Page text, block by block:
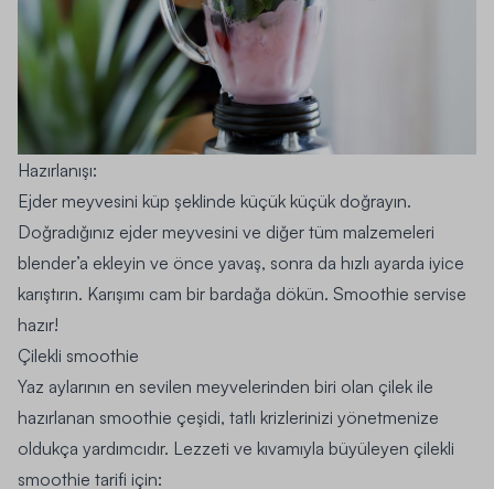
Hazırlanışı:
Ejder meyvesini küp şeklinde küçük küçük doğrayın.
Doğradığınız ejder meyvesini ve diğer tüm malzemeleri
blender’a ekleyin ve önce yavaş, sonra da hızlı ayarda iyice
karıştırın. Karışımı cam bir bardağa dökün. Smoothie servise
hazır!
Çilekli smoothie
Yaz aylarının en sevilen meyvelerinden biri olan çilek ile
hazırlanan smoothie çeşidi, tatlı krizlerinizi yönetmenize
oldukça yardımcıdır. Lezzeti ve kıvamıyla büyüleyen çilekli
smoothie tarifi için: